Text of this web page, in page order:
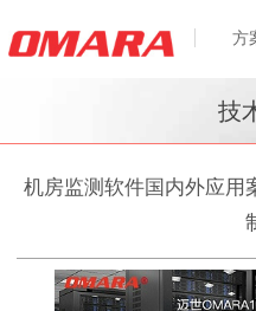
方
技
机房监测软件国内外应用